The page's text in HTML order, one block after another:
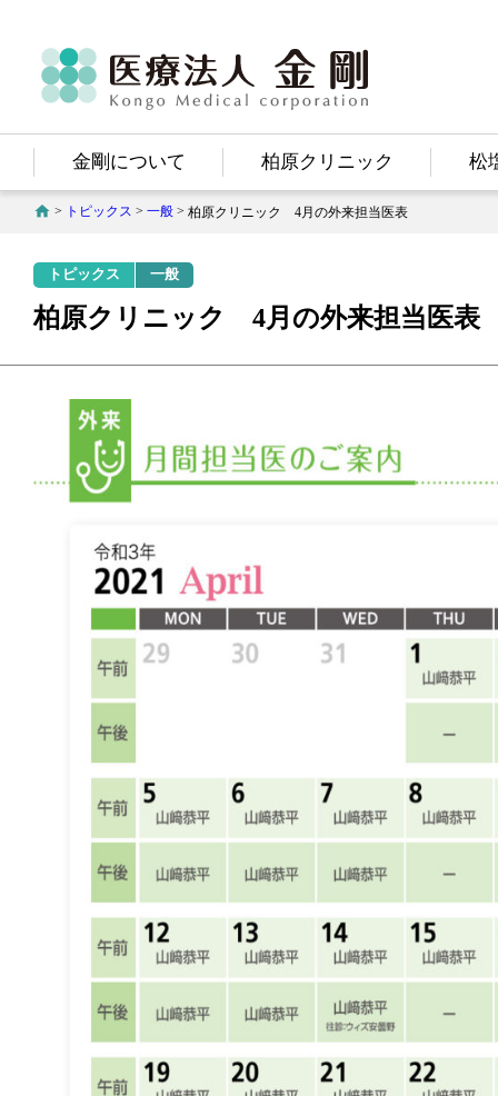
医療法人
金剛
Kongo Medical Corporation
金剛について 柏原クリニック 松
> トピックス > 一般 > 柏原クリニック 4月の外来担当医表
トピックス 一般
柏原クリニック 4月の外来担当医表